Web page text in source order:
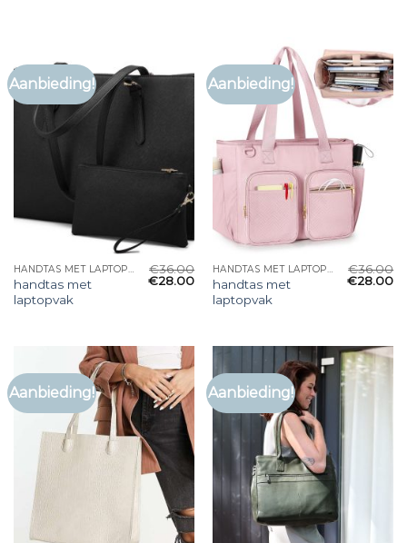
Aanbieding!
HANDTAS MET LAPTOPVAK
handtas met
laptopvak
€36.00
€28.00
Aanbieding!
HANDTAS MET LAPTOPVAK
handtas met
laptopvak
€36.00
€28.00
Aanbieding! Aanbieding!